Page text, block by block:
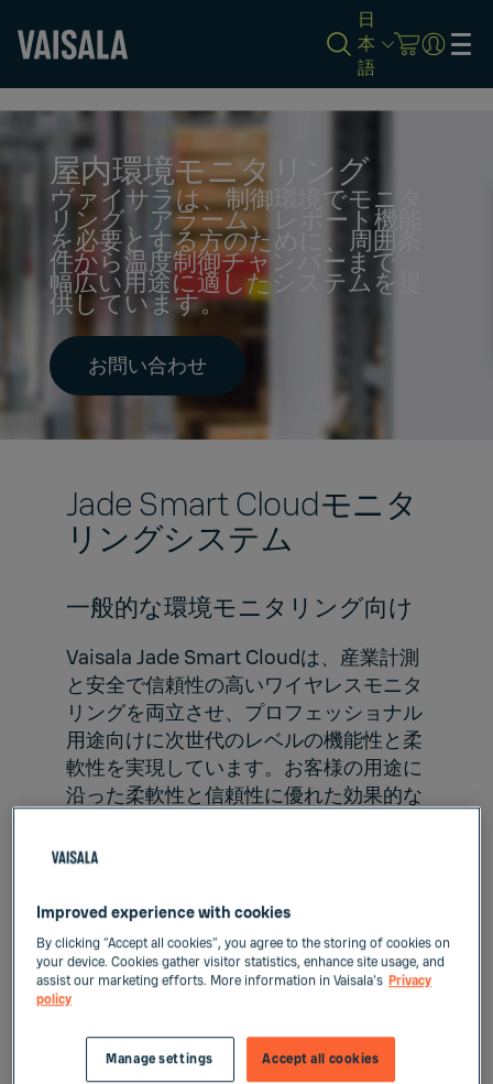
main
content
日
本
語
屋内環境モニタリング
ヴァイサラは、制御環境でモニタ
リング、アラーム、レポート機能
を必要とする方のために、周囲条
件から温度制御チャンバーまで、
幅広い用途に適したシステムを提
供しています。
お問い合わせ
Jade Smart Cloudモニタ
リングシステム
一般的な環境モニタリング向け
Vaisala Jade Smart Cloudは、産業計測
と安全で信頼性の高いワイヤレスモニタ
リングを両立させ、プロフェッショナル
用途向けに次世代のレベルの機能性と柔
軟性を実現しています。お客様の用途に
沿った柔軟性と信頼性に優れた効果的な
ラメータの常時監視
善、メンテナンス、最適化、サイト分析
に関する実用的なインサイトが得られま
す。
Jade Smart Cloudはモジュール式のモ
ニタリングソリューションです。デバイ
スとゲートウェイに接続機能が組み込ま
Improved experience with cookies
By clicking “Accept all cookies”, you agree to the storing of cookies on
your device. Cookies gather visitor statistics, enhance site usage, and
assist our marketing efforts. More information in Vaisala's Privacy
policy
Accept all cookies
Manage settings